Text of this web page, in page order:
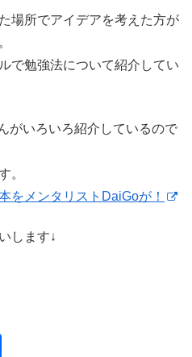
場所でアイデアを考えた方が
で勉強法について紹介してい
がいろいろ紹介しているので
。
をメンタリストDaiGoが！
します↓